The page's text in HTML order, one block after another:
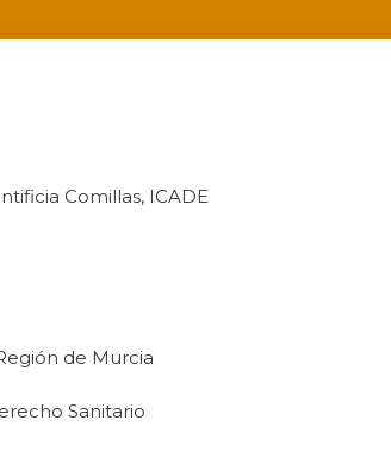
Comillas, ICADE
de Murcia
Sanitario